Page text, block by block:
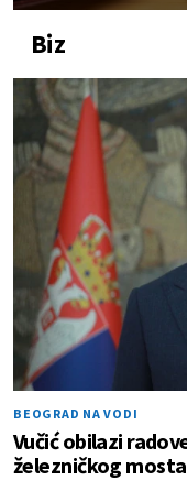
Biz
BEOGRAD NA VODI
Vučić obilazi
železničkog mosta